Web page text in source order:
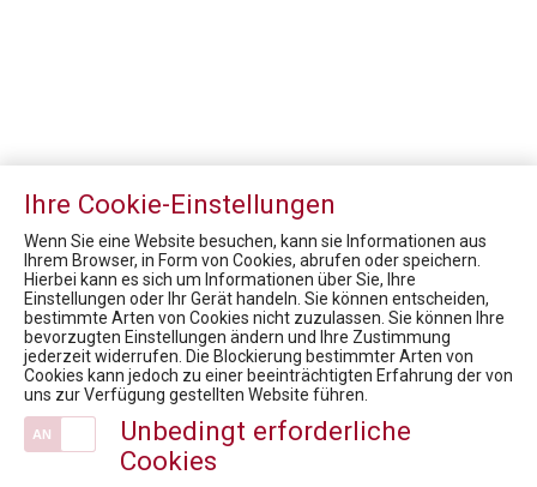
Pharmig Academy
Fördermöglichkeiten für Privatpersonen
Mission / Vision
Newsroom
Inhouse Training
Ihre Cookie-Einstellungen
Wenn Sie eine Website besuchen, kann sie Informationen aus
Ihrem Browser, in Form von Cookies, abrufen oder speichern.
Hierbei kann es sich um Informationen über Sie, Ihre
Einstellungen oder Ihr Gerät handeln. Sie können entscheiden,
bestimmte Arten von Cookies nicht zuzulassen. Sie können Ihre
bevorzugten Einstellungen ändern und Ihre Zustimmung
jederzeit widerrufen. Die Blockierung bestimmter Arten von
Cookies kann jedoch zu einer beeinträchtigten Erfahrung der von
uns zur Verfügung gestellten Website führen.
Unbedingt erforderliche
Cookies